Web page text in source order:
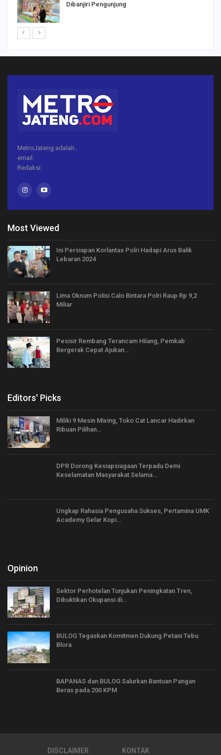
Dibanjiri Pengunjung
MetroJateng adalah..
email:
Redaksi:
Most Viewed
Ini Persiapan Korlantas Polri Hadapi Arus Balik
Lebaran 2024
Lima Oknum Polisi Calo Bintara Polri Raup Rp 9,2
Miliar
Pesisir Rembang Terancam Hilang, Pemkab
Bergerak Cepat Ajukan…
Editors' Picks
Miliki 9 Mesin Mixing, Toko Cat Lancar Hadirkan
Ribuan Pilihan…
DPR Dorong Kesiapsiagaan Terpadu Demi
Keselamatan Masyarakat Selama…
Ungkap Rahasia Pengusaha Sukses, Pertamina UMK
Academy Gelar Kopi…
Opinion
Sektor Perhotelan Tunjukan Peningkatan Tren,
Dibuktikan Okupansi di…
BULOG Tegaskan Komitmen Dukung Petani Tebu
Blora
BAPANAS dan BULOG Salurkan Bantuan Pangan
Beras pada 200 KPM
DISCLAIMER KONTAK